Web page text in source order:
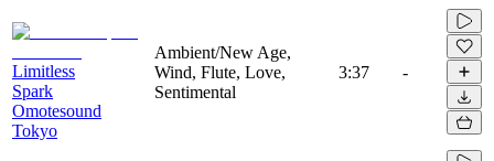
Limitless
Spark
Omotesound
Tokyo
Ambient/New Age,
Wind, Flute, Love,
Sentimental
3:37 -